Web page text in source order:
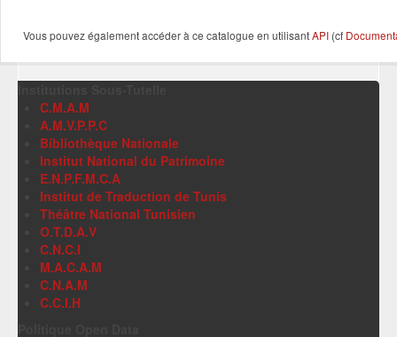
Vous pouvez également accéder à ce catalogue en utilisantAPI (cf
C.M.A.M
A.M.V.P.P.C
Bibliothèque Nationale
Institut National du Patrimoine
E.N.P.F.M.C.A
Institut de Traduction de Tunis
Théâtre National Tunisien
O.T.D.A.V
C.N.C.I
M.A.C.A.M
C.N.A.M
C.C.I.H